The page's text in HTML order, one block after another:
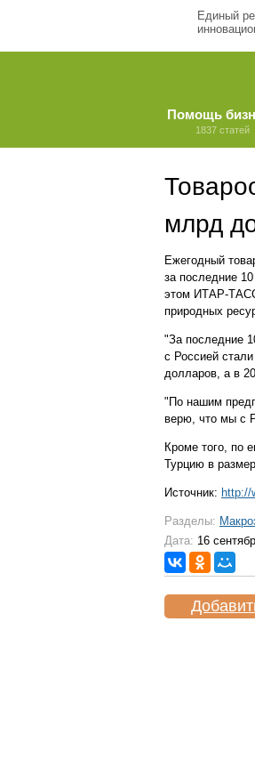
Единый
Помощь
1837 статей
млрд
Ежегодный
за последние
этом ИТАР-
природных
"За последние
с Россией
долларов, а в
"По нашим
верю, что мы с
Кроме того, по
Турцию в
Источник: http://
Разделы:
Дата: 16